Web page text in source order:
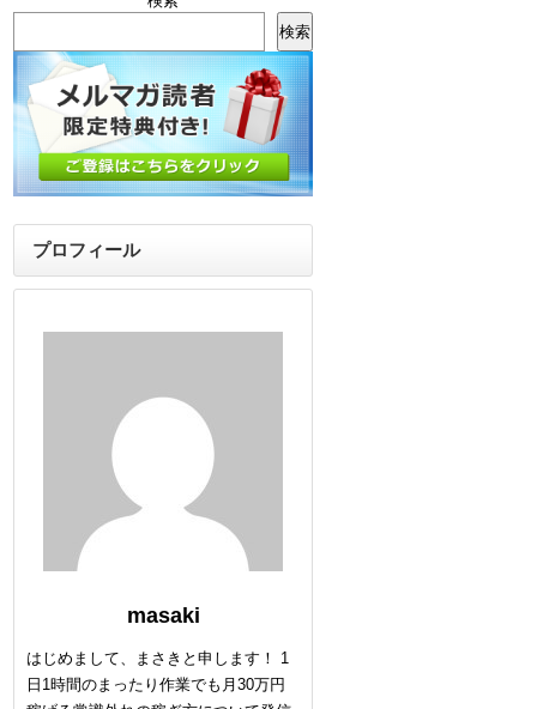
検索
プロフィール
masaki
はじめまして、まさきと申します！ 1
日1時間のまったり作業でも月30万円